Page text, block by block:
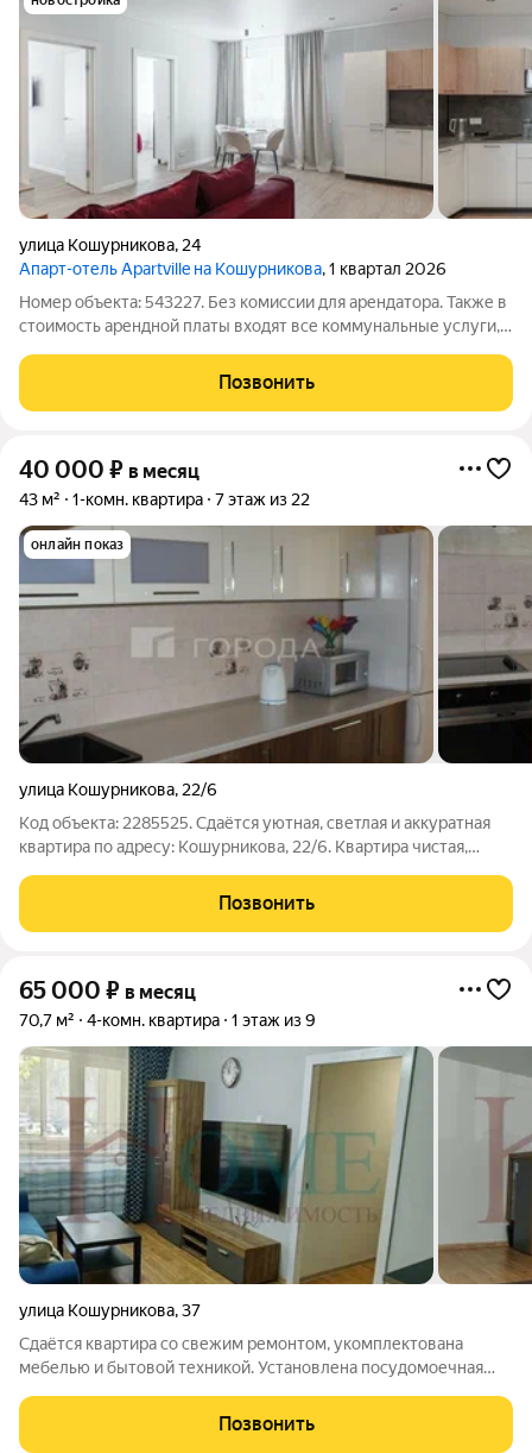
улица Кошурникова, 24
Апарт-отель Apartville на Кошурникова, 1 квартал 2026
Номер объекта: 543227. Без комиссии для арендатора. Также в
стоимость арендной платы входят все коммунальные услуги,
квартира с 2 спальнями в комплексе «Апартвилль на
Кошурникова». Идеальный
Позвонить
40 000 ₽ в месяц
43 м² 1-комн. квартира 7 этаж из 22
онлайн показ
улица Кошурникова, 22/6
Код объекта: 2285525. Сдаётся уютная, светлая и аккуратная
квартира по адресу: Кошурникова, 22/6. Квартира чистая,
функциональная планировка создаёт комфортные условия для
проживания. Дом тёплый,
Позвонить
65 000 ₽ в месяц
70,7 м² 4-комн. квартира 1 этаж из 9
улица Кошурникова,37
Сдаётся квартира со свежим ремонтом, укомплектована
мебелью и бытовой техникой. Установлена посудомоечная
центры, кафе, спорт клубы. Метро Золотая Нива около 10
минут пешком. Просмотры по
Позвонить